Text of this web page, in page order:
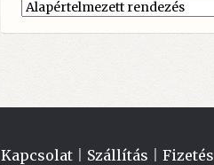
Kapcsolat Szállítás |Fizetés